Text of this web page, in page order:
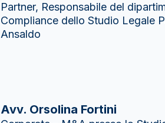
Partner, Responsabile del
Compliance dello Studio Legale
Ansaldo
Avv. Orsolina Fortini